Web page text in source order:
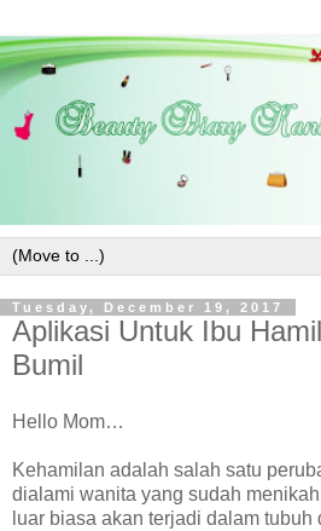
Tuesday, December 19, 2017
Aplikasi Untuk Ibu
Bumil
Hello Mom…
Kehamilan adalah salah satu
dialami wanita yang sudah
luar biasa akan terjadi dalam